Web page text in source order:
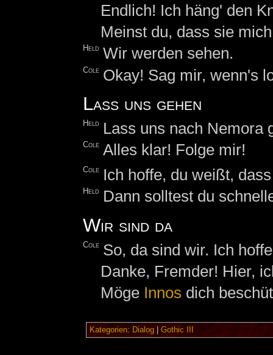
Endlich! Ich häng' den
Meinst du, dass sie
Held Wir werden sehen.
Cole Okay! Sag mir, wenn's
Lass uns gehen
Held Lass uns nach Nemora
Cole Alles klar! Folge mir!
Cole Ich hoffe, du weißt,
Held Dann solltest du
Wir sind da
Cole So, da sind wir. Ich
Danke, Fremder! Hier,
Möge Innos dich
Kategorien: Dialog| Gothic III